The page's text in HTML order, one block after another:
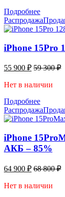
Подробнее
Распродажа
iPhone 15Pro
55 900 ₽ 59 300₽
Нет в наличии
Подробнее
Распродажа
iPhone
АКБ – 85%
64 900 ₽ 68 800₽
Нет в наличии